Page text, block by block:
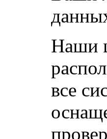
Наши
все